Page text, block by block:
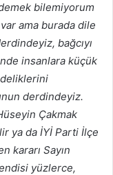
bilemiyorum
ama burada dile
bağcıyı
insanlara küçük
deliklerini
derdindeyiz.
Çakmak
ya da İYİ Parti İlçe
kararı Sayın
yüzlerce,